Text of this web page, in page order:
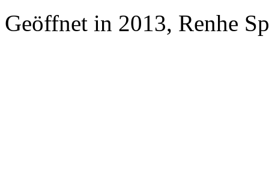
Geöffnet in 2013, Renhe